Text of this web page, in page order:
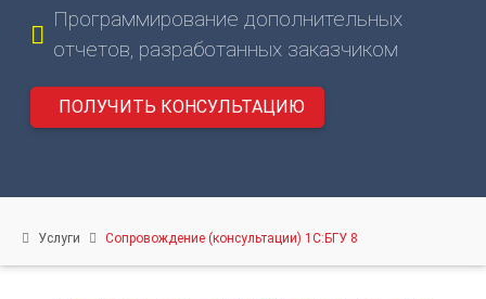
Релизы
1С
Программирование дополнительных
отчетов, разработанных заказчиком
ПОЛУЧИТЬ КОНСУЛЬТАЦИЮ
Услуги Сопровождение (консультации) 1С:БГУ 8